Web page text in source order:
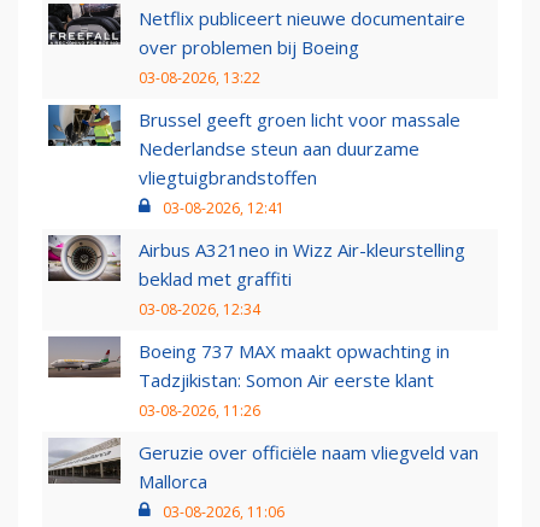
Netflix publiceert nieuwe documentaire
over problemen bij Boeing
03-08-2026, 13:22
Brussel geeft groen licht voor massale
Nederlandse steun aan duurzame
vliegtuigbrandstoffen
03-08-2026, 12:41
Airbus A321neo in Wizz Air-kleurstelling
beklad met graffiti
03-08-2026, 12:34
Boeing 737 MAX maakt opwachting in
Tadzjikistan: Somon Air eerste klant
03-08-2026, 11:26
Geruzie over officiële naam vliegveld van
Mallorca
03-08-2026, 11:06